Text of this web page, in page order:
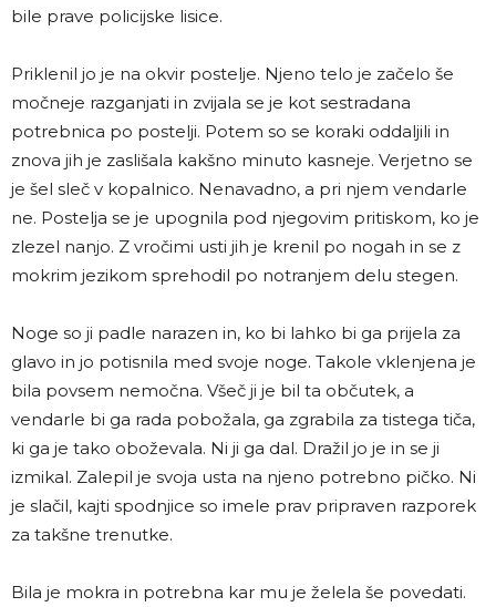
bile prave policijske lisice.
Priklenil jo je na okvir postelje. Njeno telo je začelo še
močneje razganjati in zvijala se je kot sestradana
potrebnica po postelji. Potem so se koraki oddaljili in
znova jih je zaslišala kakšno minuto kasneje. Verjetno se
je šel sleč v kopalnico. Nenavadno, a pri njem vendarle
ne. Postelja se je upognila pod njegovim pritiskom, ko je
zlezel nanjo. Z vročimi usti jih je krenil po nogah in se z
mokrim jezikom sprehodil po notranjem delu stegen.
Noge so ji padle narazen in, ko bi lahko bi ga prijela za
glavo in jo potisnila med svoje noge. Takole vklenjena je
bila povsem nemočna. Všeč ji je bil ta občutek, a
vendarle bi ga rada pobožala, ga zgrabila za tistega tiča,
ki ga je tako oboževala. Ni ji ga dal. Dražil jo je in se ji
izmikal. Zalepil je svoja usta na njeno potrebno pičko. Ni
je slačil, kajti spodnjice so imele prav pripraven razporek
za takšne trenutke.
Bila je mokra in potrebna kar mu je želela še povedati.